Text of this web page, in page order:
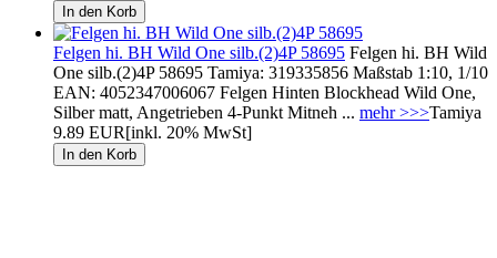
Felgen hi. BH Wild One silb.(2)4P 58695 Felgen hi. BH Wild
One silb.(2)4P 58695 Tamiya: 319335856 Maßstab 1:10, 1/10
EAN: 4052347006067 Felgen Hinten Blockhead Wild One,
Silber matt, Angetrieben 4-Punkt Mitneh ... mehr >>>Tamiya
9.89 EUR[inkl. 20% MwSt]